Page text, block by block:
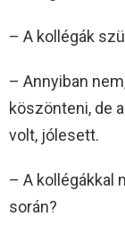
– A kollégák
– Annyiban
köszönteni, de
volt, jólesett.
– A kollégákkal
során?